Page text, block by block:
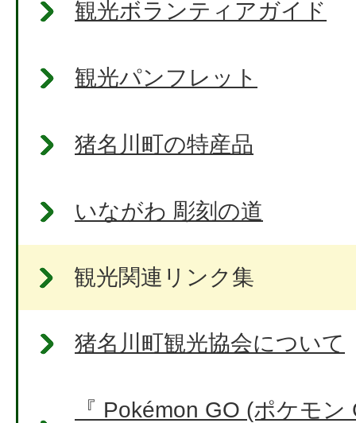
観光ボランティアガイド
観光パンフレット
猪名川町の特産品
いながわ 彫刻の道
観光関連リンク集
猪名川町観光協会について
『 Pokémon GO (ポケモ